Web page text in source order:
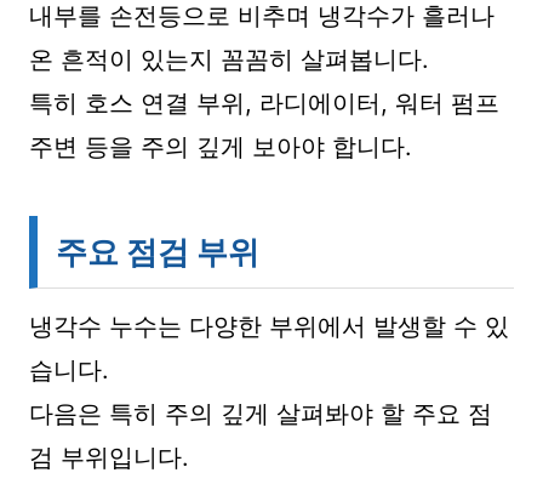
내부를 손전등으로 비추며 냉각수가 흘러나
온 흔적이 있는지 꼼꼼히 살펴봅니다.
특히 호스 연결 부위, 라디에이터, 워터 펌프
주변 등을 주의 깊게 보아야 합니다.
주요 점검 부위
냉각수 누수는 다양한 부위에서 발생할 수 있
습니다.
다음은 특히 주의 깊게 살펴봐야 할 주요 점
검 부위입니다.